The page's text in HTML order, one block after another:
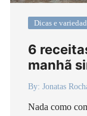
Dicas e
6
manhã
By: Jonatas
Nada como